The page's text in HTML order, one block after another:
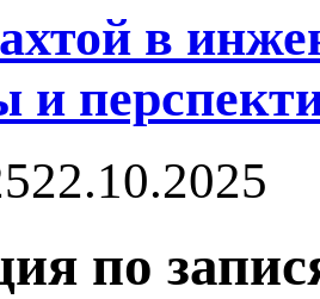
в
и
22.10.2025
по